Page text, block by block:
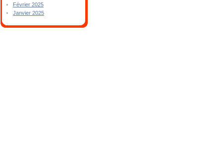
Février 2025
Janvier 2025